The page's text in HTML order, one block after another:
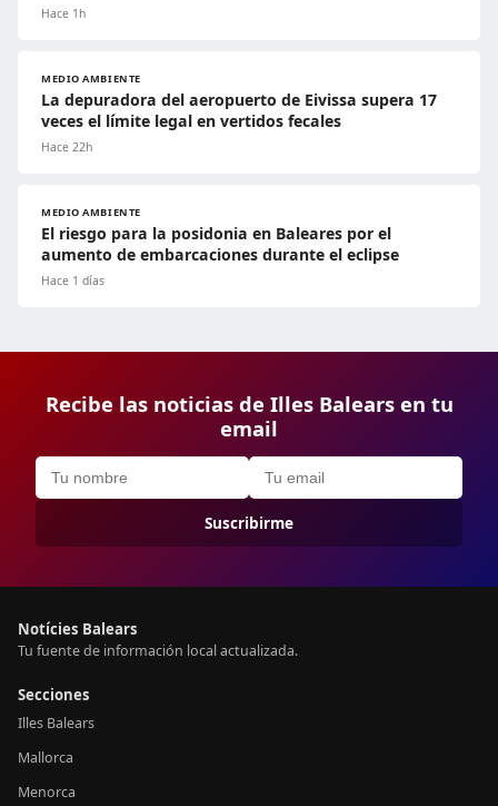
Hace 1h
MEDIO AMBIENTE
La depuradora del aeropuerto de Eivissa supera 17
veces el límite legal en vertidos fecales
Hace 22h
MEDIO AMBIENTE
El riesgo para la posidonia en Baleares por el
aumento de embarcaciones durante el eclipse
Hace 1 días
Recibe las noticias de Illes Balears en tu
email
Suscribirme
Notícies Balears
Tu fuente de información local actualizada.
Secciones
Illes Balears
Mallorca
Menorca